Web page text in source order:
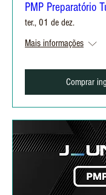
PMP Preparatório
ter., 01 de dez.
Mais informações
Comprar